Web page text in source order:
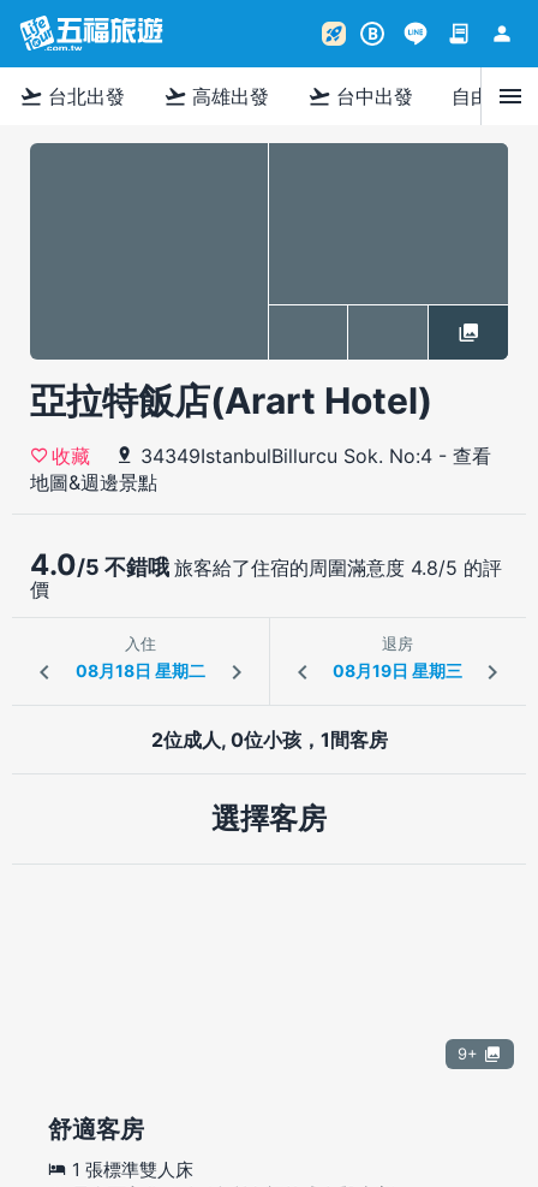
rocket_launch B contract person
flight_takeoff 台北出發 flight_takeoff 高雄出發 flight_takeoff 台中出發 自由行menu
亞拉特飯店(Arart Hotel)
收藏 34349IstanbulBillurcu Sok. No:4 - 查看
地圖&週邊景點
4.0/5 不錯哦 旅客給了住宿的周圍滿意度 4.8/5 的評
價
入住 退房
2位成人, 0位小孩，1間客房
選擇客房
9+
舒適客房
1 張標準雙人床